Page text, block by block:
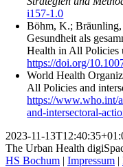
i157-1.0
Böhm, K.;
Gesundheit als
Health in All Policies
https://doi.org/
World Health
All Policies and
https://www.who.int/
and-intersectoral-
2023-11-
The Urban Health
HS Bochum | Impressum |